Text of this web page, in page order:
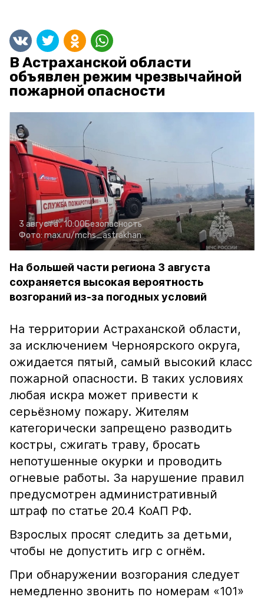
В Астраханской области
объявлен режим чрезвычайной
пожарной опасности
3 августа , 10:00Безопасность
Фото: max.ru/mchs_astrakhan
На большей части региона 3 августа
сохраняется высокая вероятность
возгораний из-за погодных условий
На территории Астраханской области,
за исключением Черноярского округа,
ожидается пятый, самый высокий класс
пожарной опасности. В таких условиях
любая искра может привести к
серьёзному пожару. Жителям
категорически запрещено разводить
костры, сжигать траву, бросать
непотушенные окурки и проводить
огневые работы. За нарушение правил
предусмотрен административный
штраф по статье 20.4 КоАП РФ.
Взрослых просят следить за детьми,
чтобы не допустить игр с огнём.
При обнаружении возгорания следует
немедленно звонить по номерам «101»